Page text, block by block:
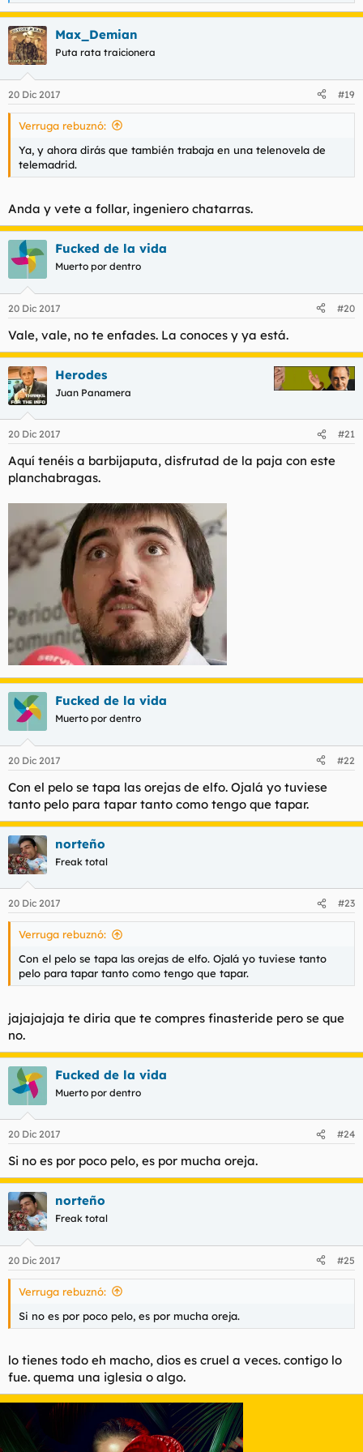
e
a
c
c
i
e
s
Max_Demian
Puta rata traicionera
20 Dic 2017 #19
Verruga rebuznó:
Ya, y ahora dirás que también trabaja en una telenovela de
telemadrid.
Anda y vete a follar, ingeniero chatarras.
Fucked de la vida
Muerto por dentro
20 Dic 2017 #20
Vale, vale, no te enfades. La conoces y ya está.
Herodes
Juan Panamera
20 Dic 2017 #21
Aquí tenéis a barbijaputa, disfrutad de la paja con este
planchabragas.
Fucked de la vida
Muerto por dentro
20 Dic 2017 #22
Con el pelo se tapa las orejas de elfo. Ojalá yo tuviese
tanto pelo para tapar tanto como tengo que tapar.
norteño
Freak total
20 Dic 2017 #23
Verruga rebuznó:
Con el pelo se tapa las orejas de elfo. Ojalá yo tuviese tanto
pelo para tapar tanto como tengo que tapar.
jajajajaja te diria que te compres finasteride pero se que
no.
Fucked de la vida
Muerto por dentro
20 Dic 2017 #24
Si no es por poco pelo, es por mucha oreja.
norteño
Freak total
20 Dic 2017 #25
Verruga rebuznó:
Si no es por poco pelo, es por mucha oreja.
lo tienes todo eh macho, dios es cruel a veces. contigo lo
fue. quema una iglesia o algo.